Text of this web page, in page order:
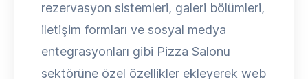
rezervasyon sistemleri, galeri bölümleri,
iletişim formları ve sosyal medya
entegrasyonları gibi Pizza Salonu
sektörüne özel özellikler ekleyerek web